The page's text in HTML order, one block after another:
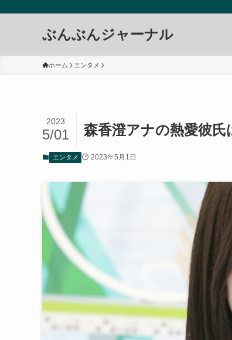
ぶんぶんジャーナル
ホーム エンタメ
森香澄アナの熱愛彼氏
2023
5/01
エンタメ 2023年5月1日